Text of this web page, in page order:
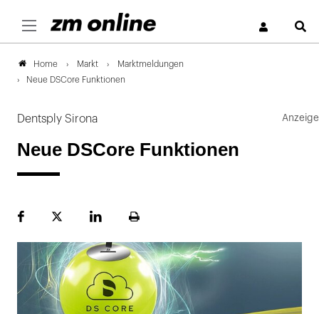
Home Markt
Marktmeldungen
Neue DSCore Funktionen
Dentsply Sirona
Neue DSCore Funktionen
FacebookPlattformLinekdInSeite